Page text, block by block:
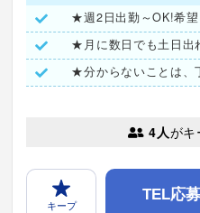
★週2日出勤～OK!希望
★月に数日でも土日出
4人がキ
キープ
TEL応募